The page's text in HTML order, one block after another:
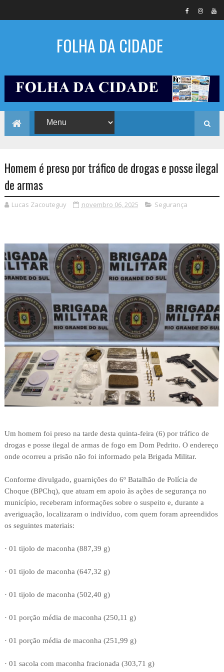
FOLHA DA CIDADE
Homem é preso por tráfico de drogas e posse ilegal
de armas
Lucas Zacouteguy novembro 06, 2025 Segurança
Um homem foi preso na tarde desta quinta-feira (6) por tráfico de
drogas e posse ilegal de armas de fogo em Dom Pedrito. O endereço
onde ocorreu a prisão não foi informado pela Brigada Militar.
Conforme divulgado, guarnições do 6º Batalhão de Polícia de
Choque (BPChq), que atuam em apoio às ações de segurança no
município, receberam informações sobre o suspeito e, durante a
averiguação, localizaram o indivíduo, com quem foram apreendidos
os seguintes materiais:
· 01 tijolo de maconha (887,39 g)
· 01 tijolo de maconha (647,32 g)
· 01 tijolo de maconha (502,40 g)
· 01 porção média de maconha (250,11 g)
· 01 porção média de maconha (251,99 g)
· 01 sacola com maconha fracionada (303,71 g)